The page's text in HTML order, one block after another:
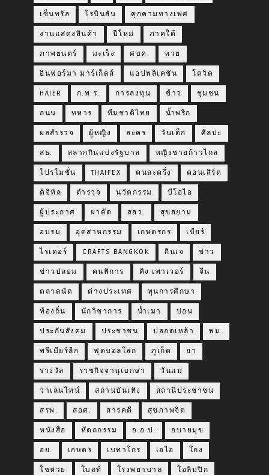
เซ็นทรัล โรบินสัน คุกคามทางเพศ
งานแสดงสินค้า ปีใหม่ ภาคใต้
ภาพยนตร์ มะเร็ง ศบค. หวย
อินฟอร์มา มาร์เก็ตส์ แอปพลิเคชัน โควิด
HAIER ก.พ.ร. การลงทุน ข้าว ชุมชน
ถนน ทหาร ทีมชาติไทย น้ำพริก
ผลสำรวจ ผู้หญิง ละคร วันเด็ก ศิลปะ
สธ. สลากกินแบ่งรัฐบาล หญิงชายก้าวไกล
โปรโมชั่น THAIFEX คนละครึ่ง คอนเสิร์ต
ดิจิทัล ตำรวจ นวัตกรรม บีโอไอ
ผู้ประกาศ ผ่าตัด สสว. สุขสยาม
อบรม อุตสาหกรรม เกษตรกร เบียร์
ไรเดอร์ CRAFTS BANGKOK กินเจ ข่าว
ข่าวปลอม คนพิการ คิง เพาเวอร์ จีน
ตลาดนัด ต่างประเทศ ทุนการศึกษา
ท้องถิ่น นักวิชาการ น้ำเมา บ่อน
ประกันสังคม ประชาชน ปลอดเหล้า พม.
พรีเมียร์ลีก ฟุตบอลโลก ภูเก็ต ยา
รางวัล ราชกิจจานุเบกษา วันแม่
วาเลนไทน์ สถานบันเทิง สถานีประชาชน
สรพ. สอศ. สารคดี สุขภาพจิต
หนังสือ หัตถกรรม อ.อ.ป. อบายมุข
อย. เกษตร เบทาโกร เอไอ โกง
โชห่วย โบลท์ โรงพยาบาล โอลิมปิก